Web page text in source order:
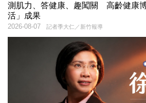
測肌力、答健康、趣闖關 高齡健康
活」成果
記者季大仁／新竹報導
2026-08-07